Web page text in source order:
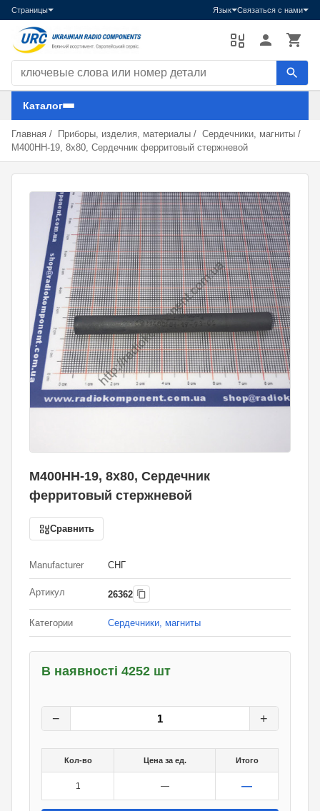
Страницы Язык Связаться с нами
Каталог
Главная / Приборы, изделия, материалы / Сердечники, магниты /
М400НН-19, 8х80, Сердечник ферритовый стержневой
М400НН-19, 8х80, Сердечник
ферритовый стержневой
Сравнить
Manufacturer СНГ
Артикул 26362
Категории Сердечники, магниты
В наявності 4252 шт
− +
Кол-во Цена за ед. Итого
1 — —